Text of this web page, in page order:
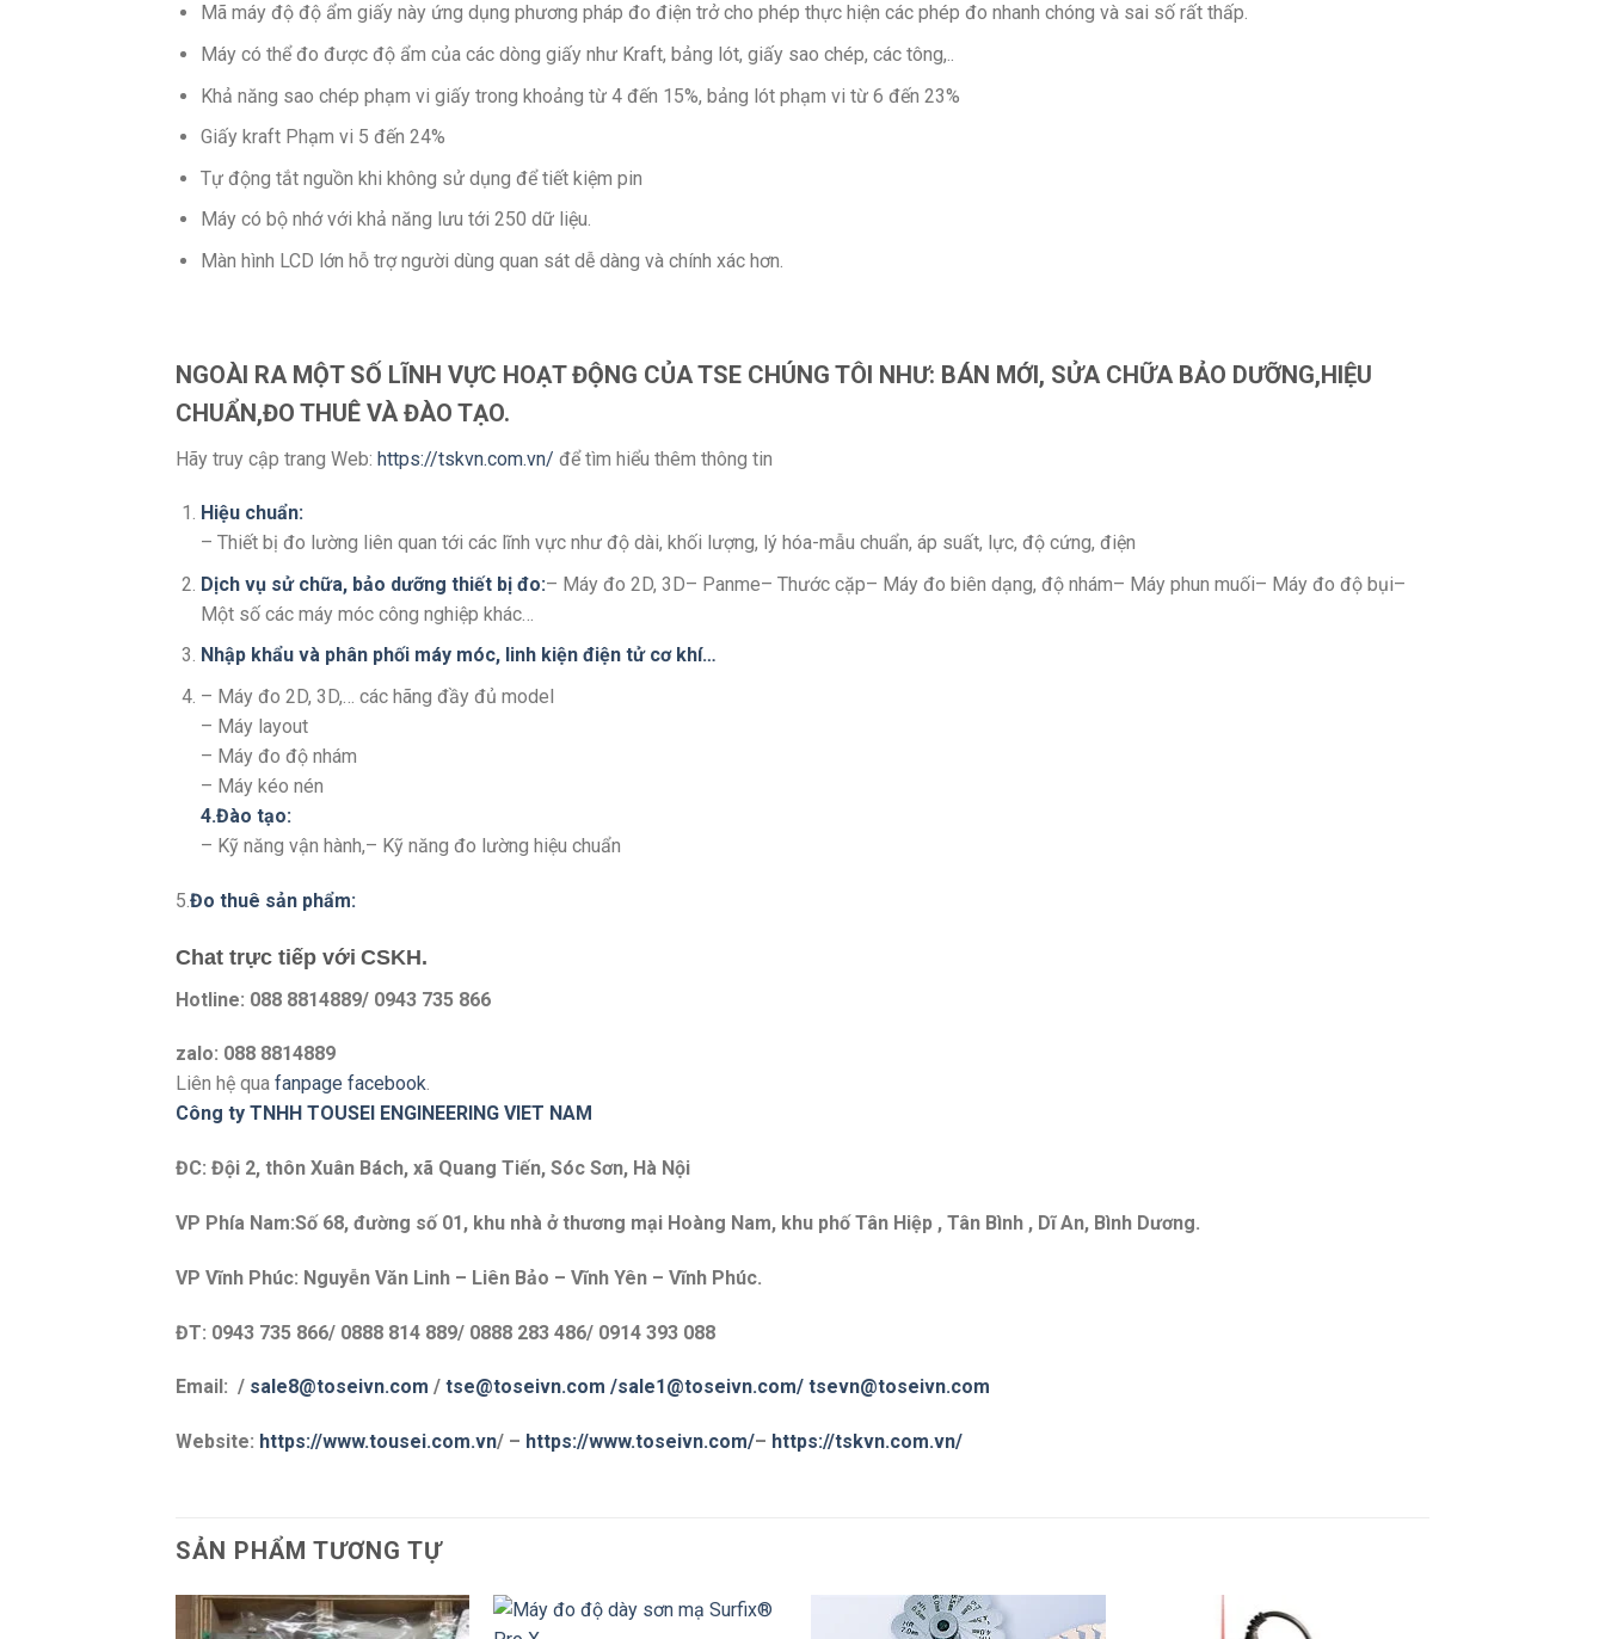
Mã máy độ độ ẩm giấy này ứng dụng phương pháp đo điện trở cho phép thực hiện các phép đo nhanh chóng và sai số rất thấp.
Máy có thể đo được độ ẩm của các dòng giấy như Kraft, bảng lót, giấy sao chép, các tông,..
Khả năng sao chép phạm vi giấy trong khoảng từ 4 đến 15%, bảng lót phạm vi từ 6 đến 23%
Giấy kraft Phạm vi 5 đến 24%
Tự động tắt nguồn khi không sử dụng để tiết kiệm pin
Máy có bộ nhớ với khả năng lưu tới 250 dữ liệu.
Màn hình LCD lớn hỗ trợ người dùng quan sát dễ dàng và chính xác hơn.
NGOÀI RA MỘT SỐ LĨNH VỰC HOẠT ĐỘNG CỦA TSE CHÚNG TÔI NHƯ: BÁN MỚI, SỬA CHỮA BẢO DƯỠNG,HIỆU
CHUẨN,ĐO THUÊ VÀ ĐÀO TẠO.
Hãy truy cập trang Web: https://tskvn.com.vn/ để tìm hiểu thêm thông tin
Hiệu chuẩn:
– Thiết bị đo lường liên quan tới các lĩnh vực như độ dài, khối lượng, lý hóa-mẫu chuẩn, áp suất, lực, độ cứng, điện
Dịch vụ sử chữa, bảo dưỡng thiết bị đo:– Máy đo 2D, 3D– Panme– Thước cặp– Máy đo biên dạng, độ nhám– Máy phun muối– Máy đo độ bụi–
Một số các máy móc công nghiệp khác…
Nhập khẩu và phân phối máy móc, linh kiện điện tử cơ khí…
– Máy đo 2D, 3D,… các hãng đầy đủ model
– Máy layout
– Máy đo độ nhám
– Máy kéo nén
4.Đào tạo:
– Kỹ năng vận hành,– Kỹ năng đo lường hiệu chuẩn
5.Đo thuê sản phẩm:
Chat trực tiếp với CSKH.
Hotline: 088 8814889/ 0943 735 866
zalo: 088 8814889
Liên hệ qua fanpage facebook.
Công ty TNHH TOUSEI ENGINEERING VIET NAM
ĐC: Đội 2, thôn Xuân Bách, xã Quang Tiến, Sóc Sơn, Hà Nội
VP Phía Nam:Số 68, đường số 01, khu nhà ở thương mại Hoàng Nam, khu phố Tân Hiệp , Tân Bình , Dĩ An, Bình Dương.
VP Vĩnh Phúc: Nguyễn Văn Linh – Liên Bảo – Vĩnh Yên – Vĩnh Phúc.
ĐT: 0943 735 866/ 0888 814 889/ 0888 283 486/ 0914 393 088
Email: / sale8@toseivn.com / tse@toseivn.com /sale1@toseivn.com/ tsevn@toseivn.com
Website: https://www.tousei.com.vn/ – https://www.toseivn.com/– https://tskvn.com.vn/
SẢN PHẨM TƯƠNG TỰ
+